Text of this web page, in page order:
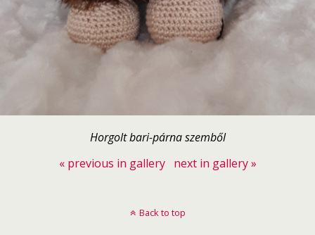
Horgolt bari-párna szemből
« previous in gallery
next in gallery »
Back to top